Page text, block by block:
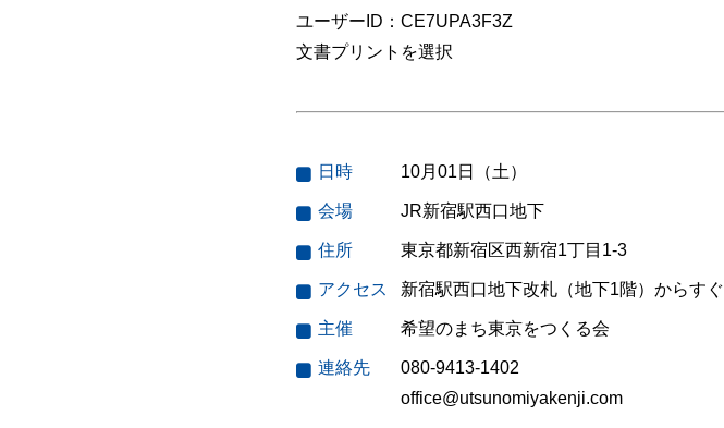
ユーザーID：CE7UPA3F3Z
文書プリントを選択
日時 10月01日（土）
会場 JR新宿駅西口地下
住所 東京都新宿区西新宿1丁目1-3
アクセス 新宿駅西口地下改札（地下1階）からすぐ
主催 希望のまち東京をつくる会
連絡先
080-9413-1402
office@utsunomiyakenji.com